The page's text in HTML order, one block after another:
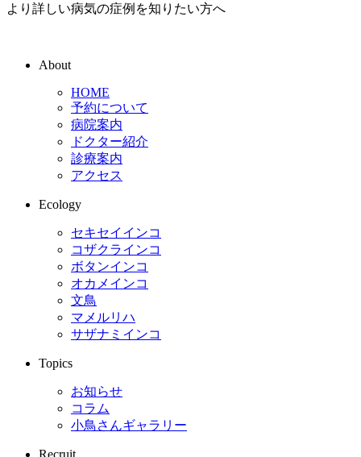
より詳しい病気の症例を知りたい方へ
About
HOME
予約について
病院案内
ドクター紹介
診療案内
アクセス
Ecology
セキセイインコ
コザクラインコ
ボタンインコ
オカメインコ
文鳥
マメルリハ
サザナミインコ
Topics
お知らせ
コラム
小鳥さんギャラリー
Recruit